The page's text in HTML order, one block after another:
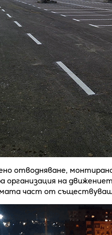
отводняване,
организация на
част от